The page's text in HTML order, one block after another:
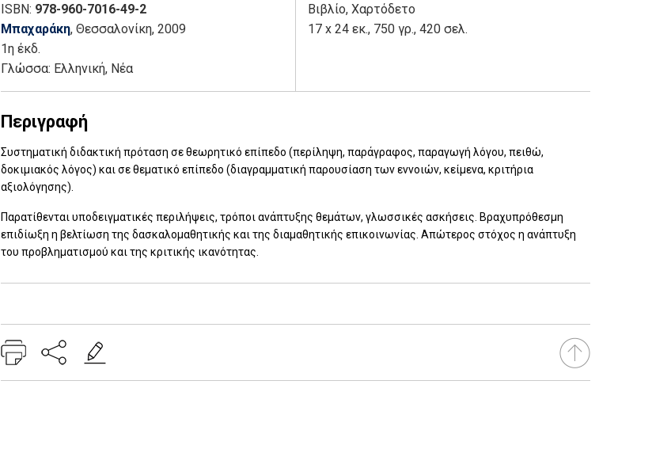
ISBN: 978-960-7016-49-2
Μπαχαράκη, Θεσσαλονίκη, 2009
1η έκδ.
Γλώσσα: Ελληνική, Νέα
Βιβλίο, Χαρτόδετο
17 x 24 εκ., 750 γρ., 420 σελ.
Περιγραφή
Συστηματική διδακτική πρόταση σε θεωρητικό επίπεδο (περίληψη, παράγραφος, παραγωγή λόγου, πειθώ,
δοκιμιακός λόγος) και σε θεματικό επίπεδο (διαγραμματική παρουσίαση των εννοιών, κείμενα, κριτήρια
αξιολόγησης).
Παρατίθενται υποδειγματικές περιλήψεις, τρόποι ανάπτυξης θεμάτων, γλωσσικές ασκήσεις. Βραχυπρόθεσμη
επιδίωξη η βελτίωση της δασκαλομαθητικής και της διαμαθητικής επικοινωνίας. Απώτερος στόχος η ανάπτυξη
του προβληματισμού και της κριτικής ικανότητας.